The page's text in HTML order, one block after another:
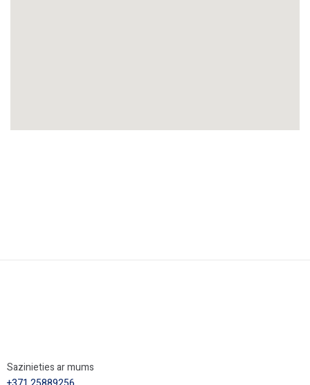
Sazinieties ar mums